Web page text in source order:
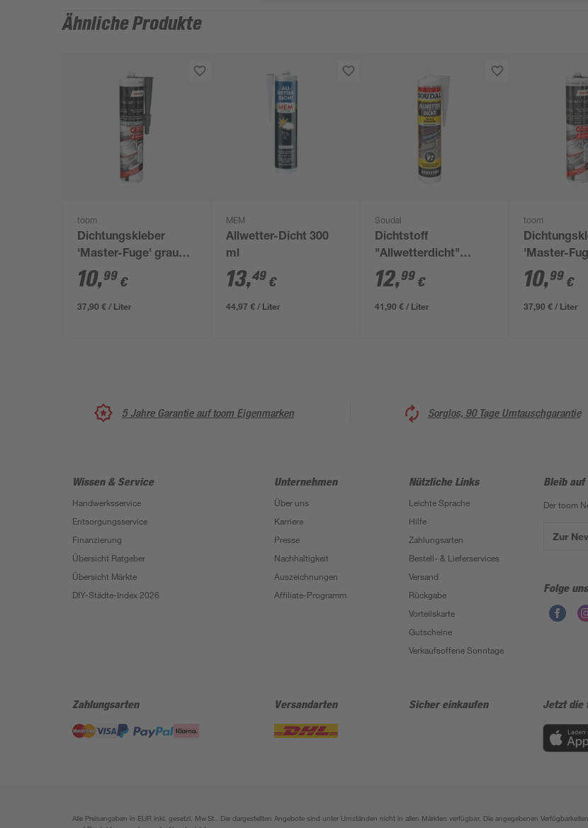
Ähnliche Produkte
toom
Dichtungskleber
'Master-Fuge' grau
290 ml
10,99 €
37,90 € / Liter
MEM
Allwetter-Dicht 300
ml
13,49 €
44,97 € / Liter
Soudal
Dichtstoff
"Allwetterdicht"
transparent 300 ml
12,99 €
41,90 € / Liter
toom
'Master-
schwarz
10,99 €
37,90 € / Liter
5 Jahre Garantie auf toom Eigenmarken Sorglos, 90 Tage Umtauschgarantie
Wissen & Service
Handwerksservice
Entsorgungsservice
Finanzierung
Übersicht Ratgeber
Übersicht Märkte
DIY-Städte-Index 2026
Unternehmen
Über uns
Karriere
Presse
Nachhaltigkeit
Auszeichnungen
Affiliate-Programm
Nützliche Links
Leichte Sprache
Hilfe
Zahlungsarten
Bestell- & Lieferservices
Versand
Rückgabe
Vorteilskarte
Gutscheine
Verkaufsoffene Sonntage
Bleib
Der toom
Zur
Folge uns
Zahlungsarten Versandarten Sicher einkaufen Jetzt die
Alle Preisangaben in EUR inkl. gesetzl. MwSt.. Die dargestellten Angebote sind unter Umständen nicht in allen Märkten verfügbar. Die angegebenen